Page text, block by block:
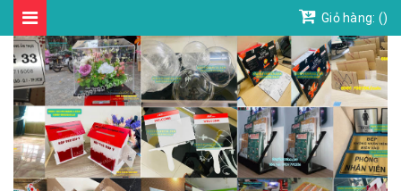
Giỏ hàng: ()